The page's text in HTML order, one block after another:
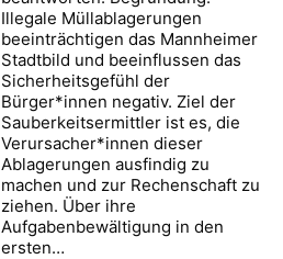
Illegale Müllablagerungen
beeinträchtigen das Mannheimer
Stadtbild und beeinflussen das
Sicherheitsgefühl der
Bürger*innen negativ. Ziel der
Sauberkeitsermittler ist es, die
Verursacher*innen dieser
Ablagerungen ausfindig zu
machen und zur Rechenschaft zu
ziehen. Über ihre
Aufgabenbewältigung in den
ersten…